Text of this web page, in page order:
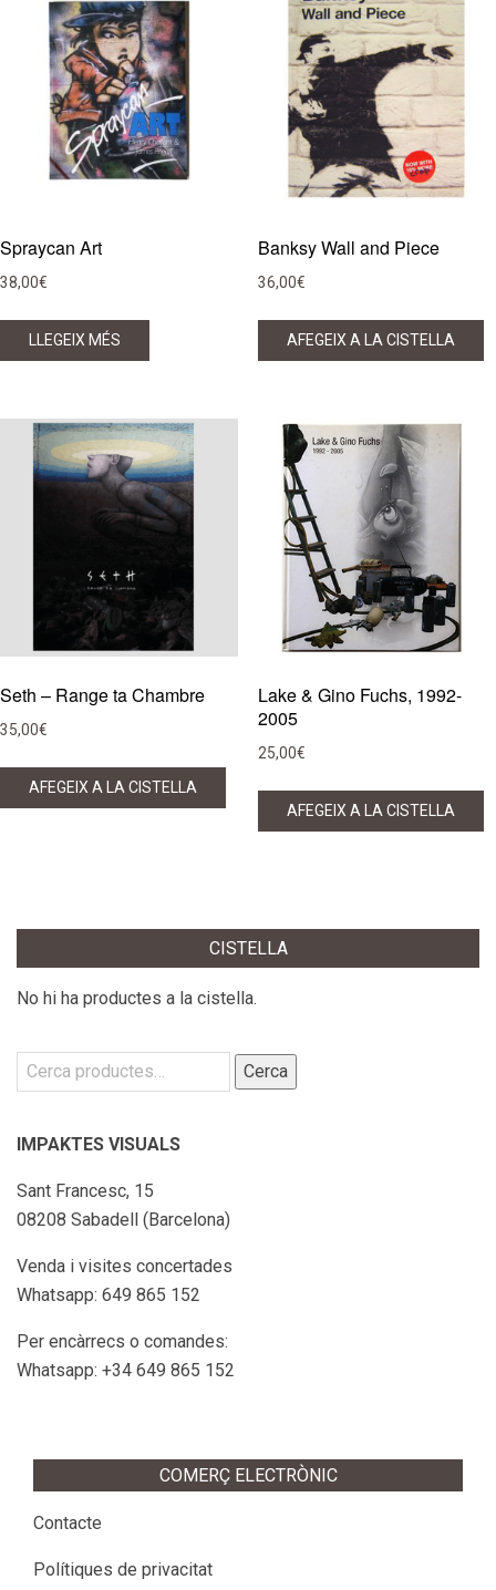
Spraycan Art
38,00€
LLEGEIX MÉS
Banksy Wall and Piece
36,00€
AFEGEIX A LA CISTELLA
Seth – Range ta Chambre
35,00€
AFEGEIX A LA CISTELLA
Lake & Gino Fuchs, 1992-
2005
25,00€
AFEGEIX A LA CISTELLA
CISTELLA
No hi ha productes a la cistella.
Cerca: Cerca
IMPAKTES VISUALS
Sant Francesc, 15
08208 Sabadell (Barcelona)
Venda i visites concertades
Whatsapp: 649 865 152
Per encàrrecs o comandes:
Whatsapp: +34 649 865 152
COMERÇ ELECTRÒNIC
Contacte
Polítiques de privacitat